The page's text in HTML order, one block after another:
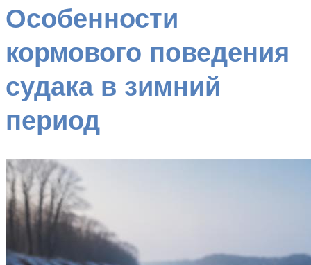
Особенности
кормового поведения
судака в зимний
период